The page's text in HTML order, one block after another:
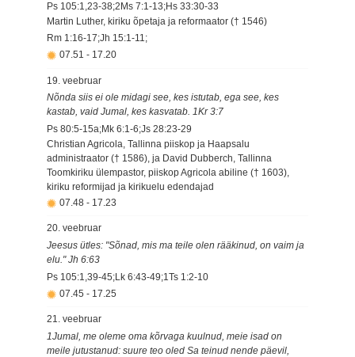
Ps 105:1,23-38;2Ms 7:1-13;Hs 33:30-33
Martin Luther, kiriku õpetaja ja reformaator († 1546)
Rm 1:16-17;Jh 15:1-11;
07.51 - 17.20
19. veebruar
Nõnda siis ei ole midagi see, kes istutab, ega see, kes
kastab, vaid Jumal, kes kasvatab. 1Kr 3:7
Ps 80:5-15a;Mk 6:1-6;Js 28:23-29
Christian Agricola, Tallinna piiskop ja Haapsalu
administraator († 1586), ja David Dubberch, Tallinna
Toomkiriku ülempastor, piiskop Agricola abiline († 1603),
kiriku reformijad ja kirikuelu edendajad
07.48 - 17.23
20. veebruar
Jeesus ütles: "Sõnad, mis ma teile olen rääkinud, on vaim ja
elu." Jh 6:63
Ps 105:1,39-45;Lk 6:43-49;1Ts 1:2-10
07.45 - 17.25
21. veebruar
1Jumal, me oleme oma kõrvaga kuulnud, meie isad on
meile jutustanud: suure teo oled Sa teinud nende päevil,